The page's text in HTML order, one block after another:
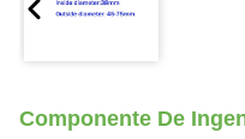
Componente De